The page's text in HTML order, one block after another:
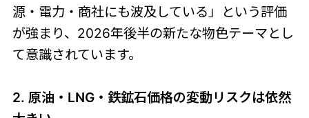
源・電力・商社にも波及している」という評価
が強まり、2026年後半の新たな物色テーマとし
て意識されています。
2. 原油・LNG・鉄鉱石価格の変動リスクは依然